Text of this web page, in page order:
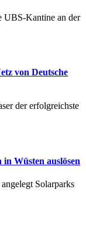
UBS-Kantine an der
von Deutsche
der erfolgreichste
Wüsten auslösen
Solarparks